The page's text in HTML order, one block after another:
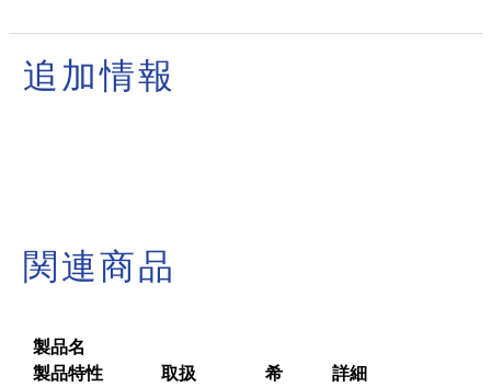
追加情報
関連商品
製品名
製品特性
取扱
希
詳細